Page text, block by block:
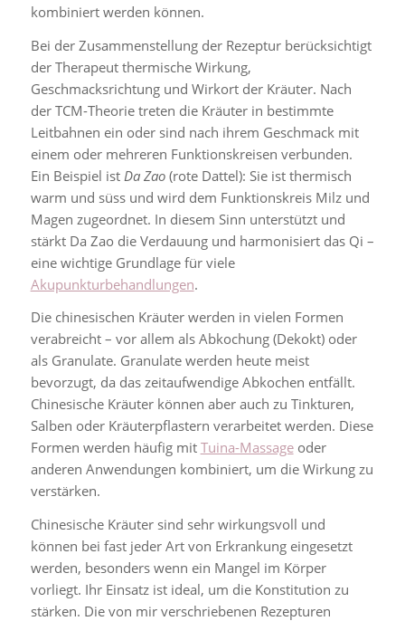
kombiniert werden können.
Bei der Zusammenstellung der Rezeptur berücksichtigt
der Therapeut thermische Wirkung,
Geschmacksrichtung und Wirkort der Kräuter. Nach
der TCM-Theorie treten die Kräuter in bestimmte
Leitbahnen ein oder sind nach ihrem Geschmack mit
einem oder mehreren Funktionskreisen verbunden.
Ein Beispiel ist Da Zao(rote Dattel): Sie ist thermisch
warm und süss und wird dem Funktionskreis Milz und
Magen zugeordnet. In diesem Sinn unterstützt und
stärkt Da Zao die Verdauung und harmonisiert das Qi –
eine wichtige Grundlage für viele
Akupunkturbehandlungen.
Die chinesischen Kräuter werden in vielen Formen
verabreicht – vor allem als Abkochung (Dekokt) oder
als Granulate. Granulate werden heute meist
bevorzugt, da das zeitaufwendige Abkochen entfällt.
Chinesische Kräuter können aber auch zu Tinkturen,
Salben oder Kräuterpflastern verarbeitet werden. Diese
Formen werden häufig mit Tuina-Massageoder
anderen Anwendungen kombiniert, um die Wirkung zu
verstärken.
Chinesische Kräuter sind sehr wirkungsvoll und
können bei fast jeder Art von Erkrankung eingesetzt
werden, besonders wenn ein Mangel im Körper
vorliegt. Ihr Einsatz ist ideal, um die Konstitution zu
stärken. Die von mir verschriebenen Rezepturen